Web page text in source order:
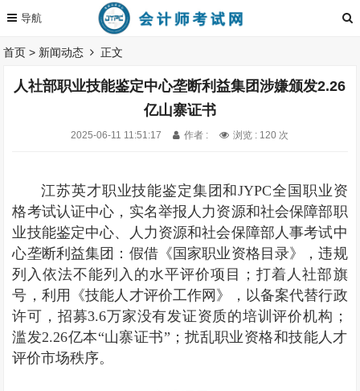
首页 > 新闻动态 正文
人社部职业技能鉴定中心垄断利益集团涉嫌颁发2.26
亿山寨证书
2025-06-11 11:51:17 作者 : 浏览 : 120 次
江苏英才职业技能鉴定集团和JYPC全国职业资
格考试认证中心，实名举报人力资源和社会保障部职
业技能鉴定中心、人力资源和社会保障部人事考试中
心垄断利益集团：假借《国家职业资格目录》，违规
列入依法不能列入的水平评价项目；打着人社部旗
号，利用《技能人才评价工作网》，以备案代替行政
许可，招募3.6万家没有发证资质的培训评价机构；
滥发2.26亿本“山寨证书”；扰乱职业资格和技能人才
评价市场秩序。